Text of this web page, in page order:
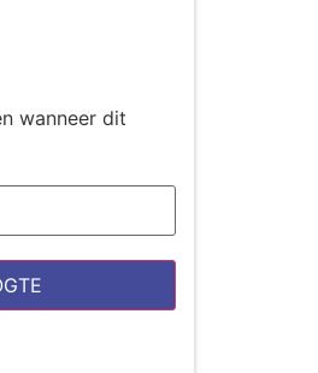
wanneer dit